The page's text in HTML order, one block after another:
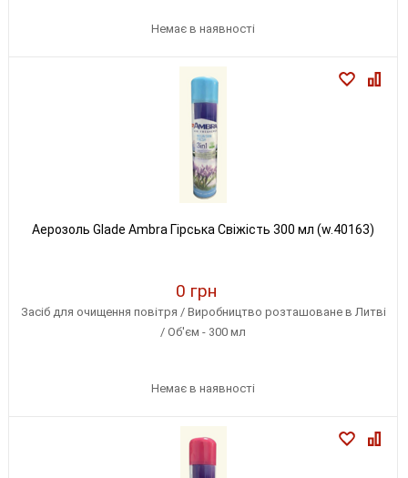
Немає в наявності
Аерозоль Glade Ambra Гірська Свіжість 300 мл (w.40163)
0 грн
Засіб для очищення повітря / Виробництво розташоване в Литві
/ Об'єм - 300 мл
Немає в наявності